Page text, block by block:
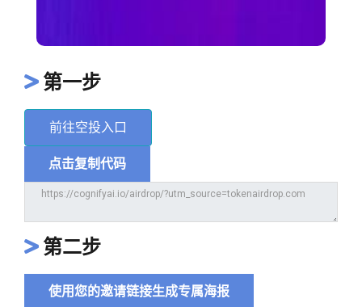
第一步
前往空投入口
点击复制代码
第二步
使用您的邀请链接生成专属海报